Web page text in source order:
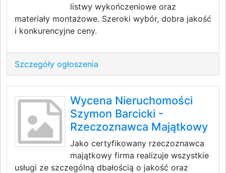
listwy wykończeniowe oraz
materiały montażowe. Szeroki wybór, dobra jakość
i konkurencyjne ceny.
Szczegóły ogłoszenia
Wycena Nieruchomości
Szymon Barcicki -
Rzeczoznawca Majątkowy
Jako certyfikowany rzeczoznawca
majątkowy firma realizuje wszystkie
usługi ze szczególną dbałością o jakość oraz